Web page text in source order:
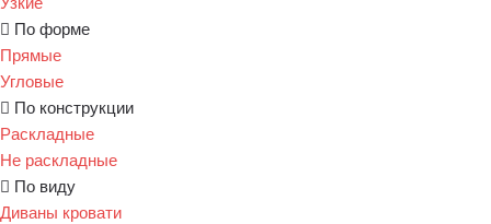
По форме
Прямые
Угловые
По конструкции
Раскладные
Не раскладные
По виду
Диваны кровати